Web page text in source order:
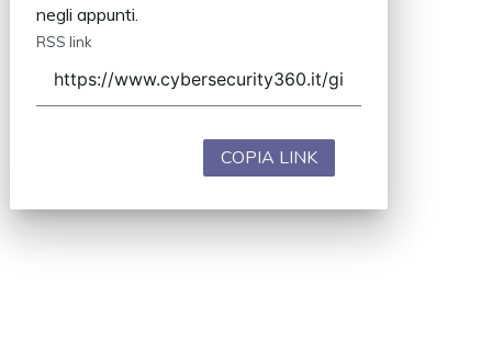
negli appunti.
RSS link
COPIA LINK